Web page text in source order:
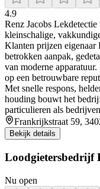
4.9
Renz Jacobs
kleinschalige,
Klanten prijzen eigenaar
betrokken aanpak,
van moderne
op een betrouwbare
Met snelle respons,
houding bouwt het
particulieren als
Frankrijkstraat 59,
Bekijk details
Loodgietersbedrijf
Nu open